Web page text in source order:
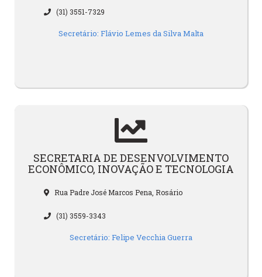
(31) 3551-7329
Secretário: Flávio Lemes da Silva Malta
SECRETARIA DE DESENVOLVIMENTO
ECONÔMICO, INOVAÇÃO E TECNOLOGIA
Rua Padre José Marcos Pena, Rosário
(31) 3559-3343
Secretário: Felipe Vecchia Guerra